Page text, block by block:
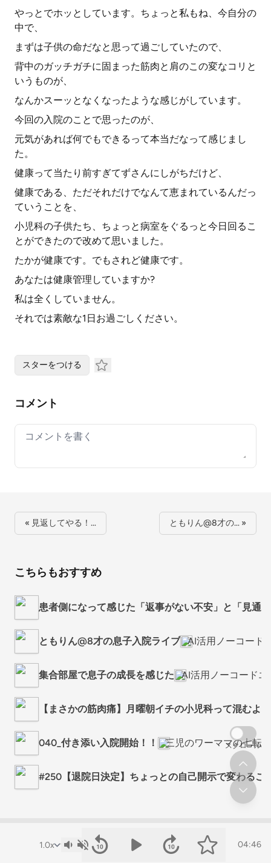
やっとでホッとしています。ちょっと私もね、今自分の
中で、
まずは子供の命だなと思って過ごしていたので、
背中のガッチガチに固まった筋肉と肩のこの変なコリと
いうものが、
なんかスーッとなくなったような感じがしています。
今回の入院のことで思ったのが、
元気があれば何でもできるって本当だなって感じまし
た。
健康って当たり前すぎてずさんにしがちだけど、
健康である、ただそれだけでなんて恵まれているんだっ
ていうことを、
小児科の子供たち、ちょっと病室をぐるっと今日回るこ
とができたので改めて思いました。
たかが健康です。でもされど健康です。
あなたは健康管理していますか?
私は全くしていません。
それでは素敵な1日お過ごしください。
04:46
スターをつける
コメント
Your comment
« 見返してやる！… ともりん@8才の… »
こちらもおすすめ
患者側になって感じた「返事がない不安」と「見通
ともりん@8才の息子入院ライブ AI活用ノーコード
集合部屋で息子の成長を感じた AI活用ノーコード
【まさかの筋肉痛】月曜朝イチの小児科って混むよ
040_付き添い入院開始！！ 三児のワーママの七転
#250【退院日決定】ちょっとの自己開示で変わるこ
スクロール